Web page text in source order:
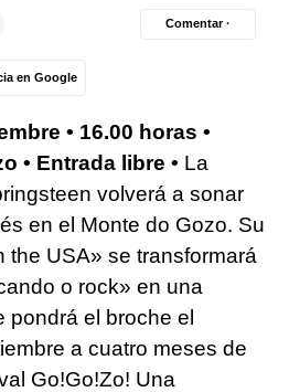
en Google
Comentar ·
• 16.00 horas •
• Entrada libre • La
volverá a sonar
en el Monte do Gozo. Su
the USA» se transformará
o rock» en una
pondrá el broche el
a cuatro meses de
Go!Go!Zo! Una